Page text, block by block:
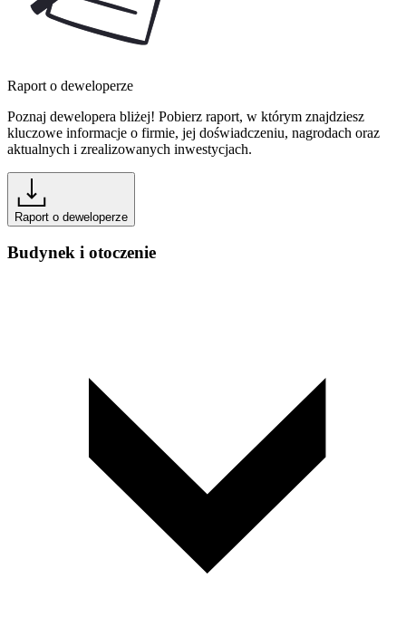
Raport o deweloperze
Poznaj dewelopera bliżej! Pobierz raport, w którym znajdziesz
kluczowe informacje o firmie, jej doświadczeniu, nagrodach oraz
aktualnych i zrealizowanych inwestycjach.
Raport o deweloperze
Budynek i otoczenie